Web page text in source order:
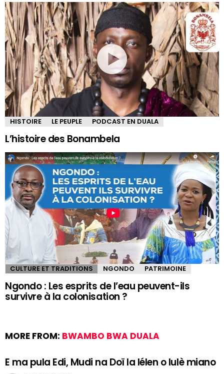
HISTOIRE LE PEUPLE PODCAST EN DUALA
L’histoire des Bonambela
CULTURE ET TRADITIONS NGONDO PATRIMOINE
Ngondo : Les esprits de l’eau peuvent-ils
survivre à la colonisation ?
MORE FROM: BWAMBO BWA DUALA
E ma pula Edi, Mudi na Doï la lélen o lulè miano